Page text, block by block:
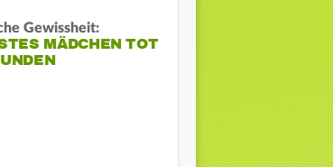
Gewissheit:
MÄDCHEN TOT